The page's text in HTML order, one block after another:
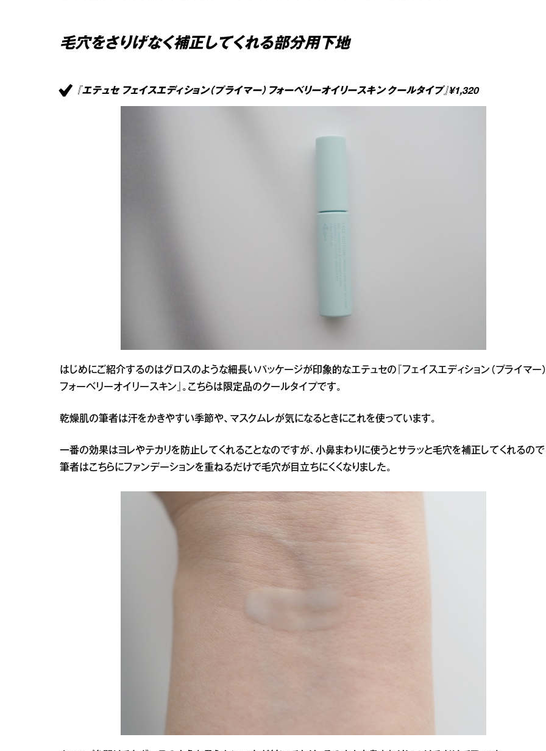
毛穴をさりげなく補正してくれる部分用下地
『エテュセ フェイスエディション（プライマー）フォーベリーオイリースキン クールタイプ』¥1,320
はじめにご紹介するのはグロスのような細長いパッケージが印象的なエテュセの『フェイスエディション（プライマー
フォーベリーオイリースキン』。こちらは限定品のクールタイプです。
乾燥肌の筆者は汗をかきやすい季節や、マスクムレが気になるときにこれを使っています。
一番の効果はヨレやテカリを防止してくれることなのですが、小鼻まわりに使うとサラッと毛穴を補正してくれるので
筆者はこちらにファンデーションを重ねるだけで毛穴が目立ちにくくなりました。